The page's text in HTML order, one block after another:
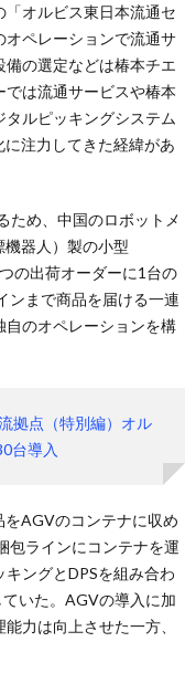
オルビス東日本流通セ
オペレーションで流通サ
の選定などは椿本チエ
は流通サービスや椿本
ルピッキングシステム
に注力してきた経緯があ
ため、中国のロボットメ
器人）製の小型
の出荷オーダーに1台の
ンまで商品を届ける一連
のオペレーションを構
拠点（特別編）オル
台導入
AGVのコンテナに収め
包ラインにコンテナを運
ングとDPSを組み合わ
いた。AGVの導入に加
力は向上させた一方、